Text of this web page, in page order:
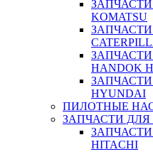
KOMATSU
HANDOK
HYUNDAI
ПИЛОТНЫЕ
ЗАПЧАСТИ
HITACHI